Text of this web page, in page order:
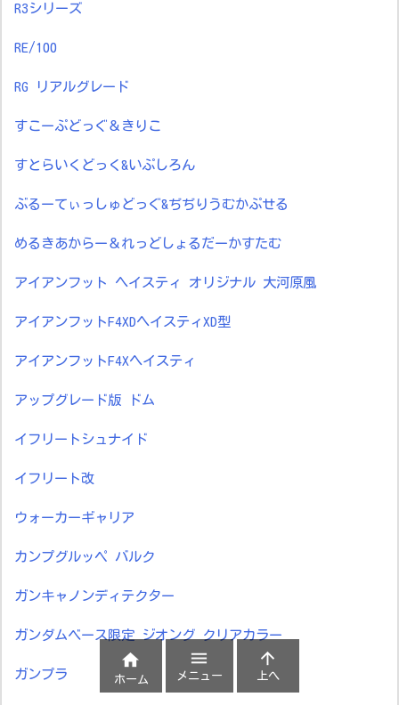
R3シリーズ
RE/100
RG リアルグレード
すこーぷどっぐ＆きりこ
すとらいくどっく&いぷしろん
ぶるーてぃっしゅどっぐ&ぢぢりうむかぷせる
めるきあからー＆れっどしょるだーかすたむ
アイアンフット ヘイスティ オリジナル 大河原風
アイアンフットF4XDヘイスティXD型
アイアンフットF4Xヘイスティ
アップグレード版 ドム
イフリートシュナイド
イフリート改
ウォーカーギャリア
カンプグルッペ バルク
ガンキャノンディテクター
ガンダムベース限定 ジオング クリアカラー
ガンプラ

ホーム

メニュー

上へ